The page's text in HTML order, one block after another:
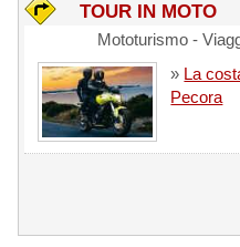
TOUR IN MOTO
Mototurismo -
» La
Pecora